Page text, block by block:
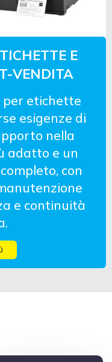
E
VENDITA
etichette
esigenze di
nella
adatto e un
con
e continuità